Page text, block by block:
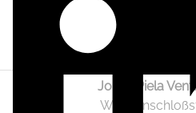
Jonas Piela